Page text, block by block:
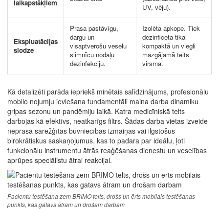
laikapstākļiem
UV, vēju).
Ekspluatācijas
slodze
Prasa pastāvīgu,
dārgu un
visaptverošu veselu
slimnīcu nodaļu
dezinfekciju.
Izolēta apkope. Tiek
dezinficēta tikai
kompaktā un viegli
mazgājamā telts
virsma.
Kā detalizēti parāda iepriekš minētais salīdzinājums, profesionālu
mobilo nojumju ieviešana fundamentāli maina darba dinamiku
gripas sezonu un pandēmiju laikā. Katra medicīniskā telts
darbojas kā efektīvs, neatkarīgs filtrs. Šādas darba vietas izveide
neprasa sarežģītas būvniecības izmaiņas vai ilgstošus
birokrātiskus saskaņojumus, kas to padara par ideālu, ļoti
funkcionālu instrumentu ātrās reaģēšanas dienestu un veselības
aprūpes speciālistu ātrai reakcijai.
Pacientu testēšana zem BRIMO telts, drošs un ērts mobilais testēšanas
punkts, kas gatavs ātram un drošam darbam